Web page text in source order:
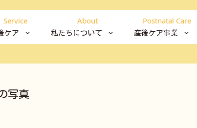
Service
ケア
About
私たちについて
Postnatal Care
産後ケア事業
写真